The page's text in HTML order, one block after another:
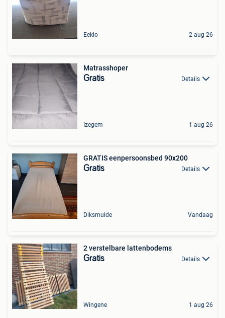
Eeklo 2 aug 26
Matrasshoper
Gratis Details
Izegem 1 aug 26
GRATIS eenpersoonsbed 90x200
Gratis Details
Diksmuide Vandaag
2 verstelbare lattenbodems
Gratis Details
Wingene 1 aug 26